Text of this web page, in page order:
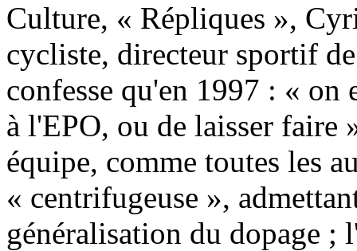
Culture, « Répliques »,
cycliste, directeur sportif
confesse qu'en 1997 : « on
à l'EPO, ou de laisser faire
équipe, comme toutes les
« centrifugeuse »,
généralisation du dopage